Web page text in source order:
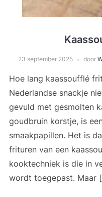
23 september 2025 door
Hoe lang kaassoufflé
Nederlandse snackje
gevuld met gesmolten
goudbruin korstje, is
smaakpapillen. Het is
frituren van een
kooktechniek is die in
wordt toegepast. Maar